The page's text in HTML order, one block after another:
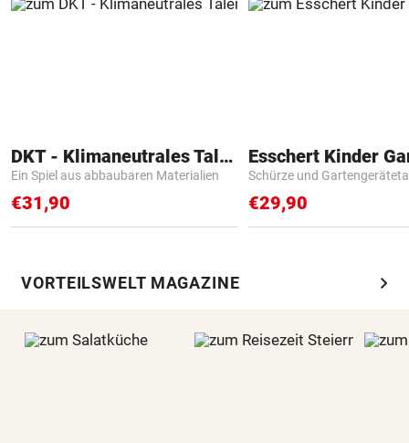
DKT - Klimaneutrales Talent
Ein Spiel aus abbaubaren Materialien
€31,90
Schürze und
€29,90
VORTEILSWELT MAGAZINE chevron_right